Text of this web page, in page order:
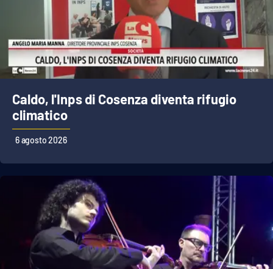
Caldo, l'Inps di Cosenza diventa rifugio
climatico
6 agosto 2026